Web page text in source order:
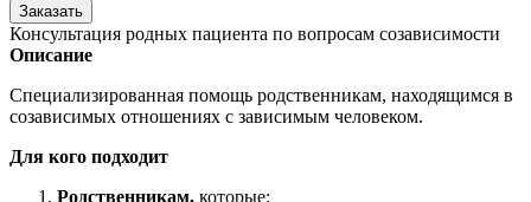
Заказать
Консультация родных пациента по вопросам созависимости
Описание
Специализированная помощь родственникам, находящимся в
созависимых отношениях с зависимым человеком.
Для кого подходит
Родственникам, которые: